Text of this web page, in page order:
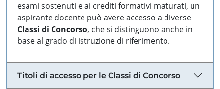
esami sostenuti e ai crediti formativi maturati, un
aspirante docente può avere accesso a diverse
Classi di Concorso, che si distinguono anche in
base al grado di istruzione di riferimento.
Titoli di accesso per le Classi di Concorso